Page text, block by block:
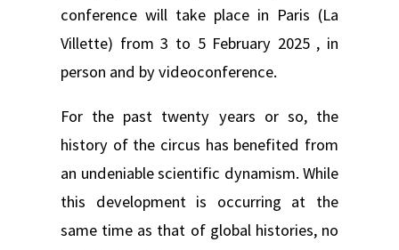
conference will take place in Paris (La
Villette) from 3 to 5 February 2025 , in
person and by videoconference.
For the past twenty years or so, the
history of the circus has benefited from
an undeniable scientific dynamism. While
this development is occurring at the
same time as that of global histories, no